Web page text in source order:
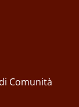
Comunità